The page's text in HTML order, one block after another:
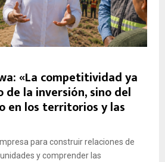
«La competitividad ya
de la inversión, sino del
en los territorios y las
para construir relaciones de
y comprender las